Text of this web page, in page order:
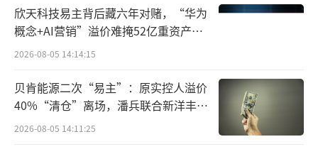
2022年和2023年，房地产业务营业利润占
据公司利润总额的比例分别为99.71%、89.3
年、2023年、2024年一季度先后录得-14.94亿
元、-7.121亿元、-1.394亿元，同比增速分别
为-437.09%、52.33%、-937.28%。
欣天科技易主背后藏六年对赌，“华为
概念+AI营销”溢价难掩52亿重资产考
验
2026-08-05 14:14:15
贝肯能源二次“易主”：原实控人溢价
40%“清仓”离场，潘兵联合新洋丰、
宏科百世拟入主
2026-08-05 14:11:25